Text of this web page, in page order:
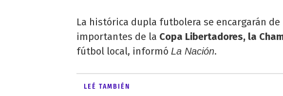
La histórica dupla futbolera se encargarán
importantes de la Copa Libertadores, la
fútbol local, informó La Nación.
LEÉ TAMBIÉN